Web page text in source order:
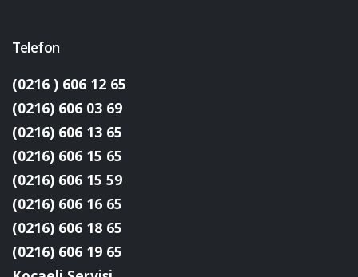
Telefon
(0216 ) 606 12 65
(0216) 606 03 69
(0216) 606 13 65
(0216) 606 15 65
(0216) 606 15 59
(0216) 606 16 65
(0216) 606 18 65
(0216) 606 19 65